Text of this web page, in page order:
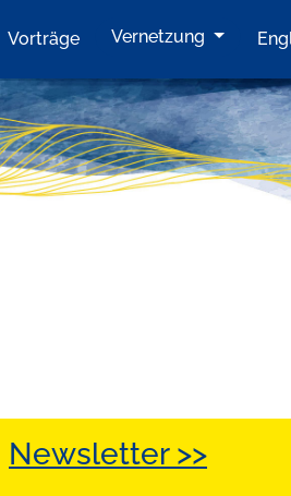
Vorträge Vernetzung
Newsletter >>